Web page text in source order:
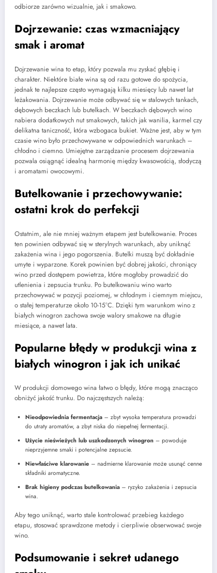
odbiorze zarówno wizualnie, jak i smakowo.
Dojrzewanie: czas wzmacniający
smak i aromat
Dojrzewanie wina to etap, który pozwala mu zyskać głębię i
charakter. Niektóre białe wina są od razu gotowe do spożycia,
jednak te najlepsze często wymagają kilku miesięcy lub nawet lat
leżakowania. Dojrzewanie może odbywać się w stalowych tankach,
dębowych beczkach lub butelkach. W beczkach dębowych wino
nabiera dodatkowych nut smakowych, takich jak wanilia, karmel czy
delikatna taniczność, która wzbogaca bukiet. Ważne jest, aby w tym
czasie wino było przechowywane w odpowiednich warunkach –
chłodno i ciemno. Umiejętne zarządzanie procesem dojrzewania
pozwala osiągnąć idealną harmonię między kwasowością, słodyczą
i aromatami owocowymi.
Butelkowanie i przechowywanie:
ostatni krok do perfekcji
Ostatnim, ale nie mniej ważnym etapem jest butelkowanie. Proces
ten powinien odbywać się w sterylnych warunkach, aby uniknąć
zakażenia wina i jego pogorszenia. Butelki muszą być dokładnie
umyte i wyparzone. Korek powinien być dobrej jakości, chroniący
wino przed dostępem powietrza, które mogłoby prowadzić do
utlenienia i zepsucia trunku. Po butelkowaniu wino warto
przechowywać w pozycji poziomej, w chłodnym i ciemnym miejscu,
o stałej temperaturze około 10-15°C. Dzięki tym warunkom wino z
białych winogron zachowa swoje walory smakowe na długie
miesiące, a nawet lata.
Popularne błędy w produkcji wina z
białych winogron i jak ich unikać
W produkcji domowego wina łatwo o błędy, które mogą znacząco
obniżyć jakość trunku. Do najczęstszych należą:
Nieodpowiednia fermentacja – zbyt wysoka temperatura prowadzi
do utraty aromatów, a zbyt niska do niepełnej fermentacji.
Użycie nieświeżych lub uszkodzonych winogron – powoduje
nieprzyjemne smaki i potencjalne zepsucie.
Niewłaściwe klarowanie – nadmierne klarowanie może usunąć cenne
składniki aromatyczne.
Brak higieny podczas butelkowania – ryzyko zakażenia i zepsucia
wina.
Aby tego uniknąć, warto stale kontrolować przebieg każdego
etapu, stosować sprawdzone metody i cierpliwie obserwować swoje
wino.
Podsumowanie i sekret udanego